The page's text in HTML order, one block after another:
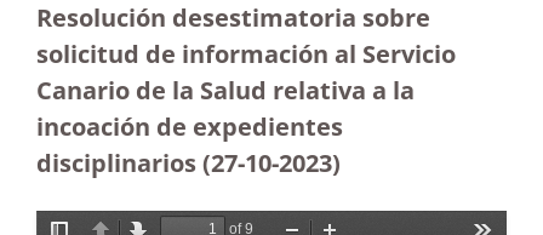
Resolución desestimatoria sobre
solicitud de información al Servicio
Canario de la Salud relativa a la
incoación de expedientes
disciplinarios (27-10-2023)